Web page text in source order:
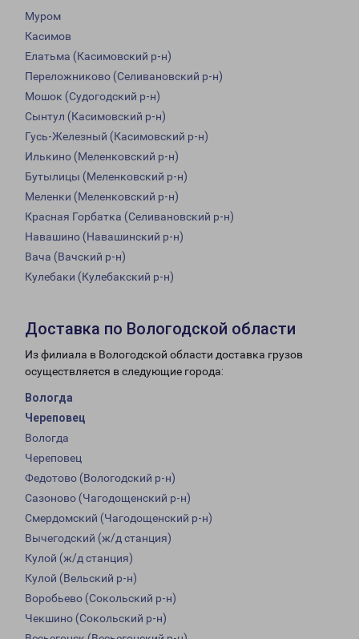
Муром
Касимов
Елатьма (Касимовский р-н)
Переложниково (Селивановский р-н)
Мошок (Судогодский р-н)
Сынтул (Касимовский р-н)
Гусь-Железный (Касимовский р-н)
Илькино (Меленковский р-н)
Бутылицы (Меленковский р-н)
Меленки (Меленковский р-н)
Красная Горбатка (Селивановский р-н)
Навашино (Навашинский р-н)
Вача (Вачский р-н)
Кулебаки (Кулебакский р-н)
Доставка по Вологодской области
Из филиала в Вологодской области доставка грузов
осуществляется в следующие города:
Вологда
Череповец
Вологда
Череповец
Федотово (Вологодский р-н)
Сазоново (Чагодощенский р-н)
Смердомский (Чагодощенский р-н)
Вычегодский (ж/д станция)
Кулой (ж/д станция)
Кулой (Вельский р-н)
Воробьево (Сокольский р-н)
Чекшино (Сокольский р-н)